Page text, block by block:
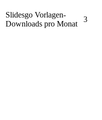
Slidesgo Vorlagen-
Downloads pro Monat
3